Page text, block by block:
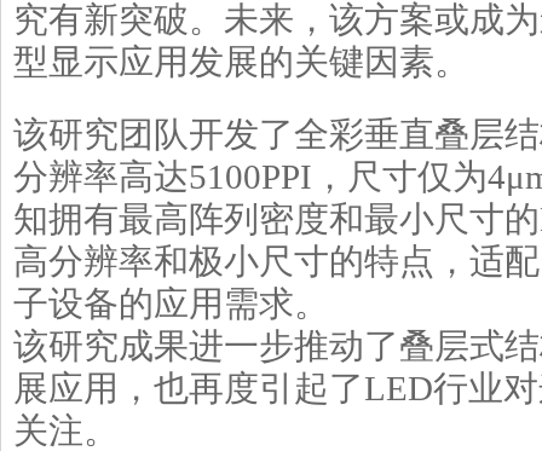
究有新突破。未来，该方案或成
型显示应用发展的关键因素。
该研究团队开发了全彩垂直叠层
分辨率高达5100PPI，尺寸仅为
知拥有最高阵列密度和最小尺寸
高分辨率和极小尺寸的特点，适
子设备的应用需求。
该研究成果进一步推动了叠层式
展应用，也再度引起了LED行业
关注。